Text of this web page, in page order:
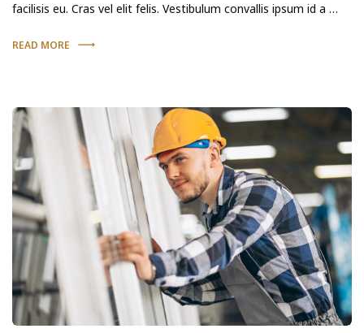
facilisis eu. Cras vel elit felis. Vestibulum convallis ipsum id a …
READ MORE